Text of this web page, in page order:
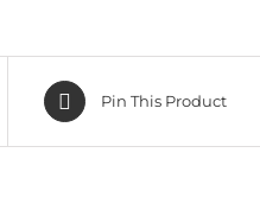
Pin This Product